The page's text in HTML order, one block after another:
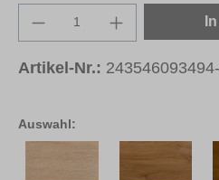
Auswahl:
Produkt Anzahl: Gib
Artikel-Nr.: